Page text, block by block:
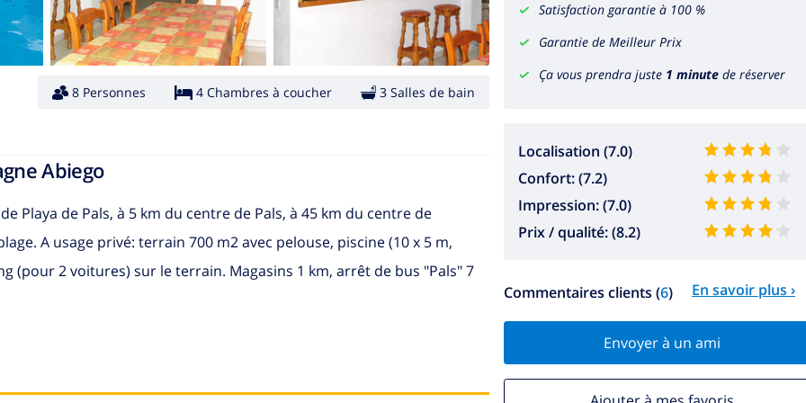
Satisfaction garantie à 100 %
Garantie de Meilleur Prix
Ça vous prendra juste 1 minute de réserver
Localisation (7.0)
Confort: (7.2)
Impression: (7.0)
Prix / qualité: (8.2)
Commentaires clients (6) En savoir plus ›
Envoyer à un ami
8 Personnes 4 Chambres à coucher 3 Salles de bain
Abiego
Playa de Pals, à 5 km du centre de Pals, à 45 km du centre de
A usage privé: terrain 700 m2 avec pelouse, piscine (10 x 5 m,
(pour 2 voitures) sur le terrain. Magasins 1 km, arrêt de bus "Pals" 7